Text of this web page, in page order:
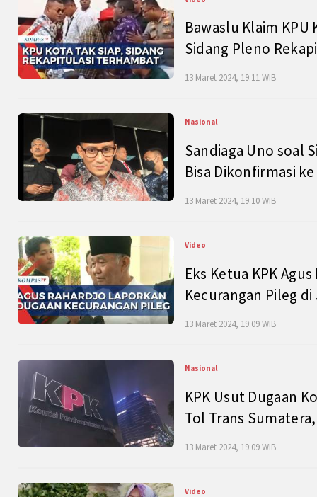
Bawaslu Klaim
Sidang Pleno
13 Maret 2024, 19:11 WIB
Nasional
Sandiaga Uno soal
Bisa Dikonfirmasi
13 Maret 2024, 19:10 WIB
Video
Eks Ketua KPK
Kecurangan Pileg
13 Maret 2024, 19:09 WIB
Nasional
KPK Usut Dugaan
Tol Trans
13 Maret 2024, 19:09 WIB
Video